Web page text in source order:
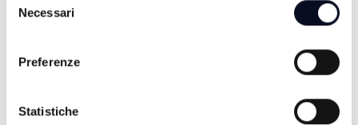
delNecessari
Preferenze
Statistiche
4 MESI FA